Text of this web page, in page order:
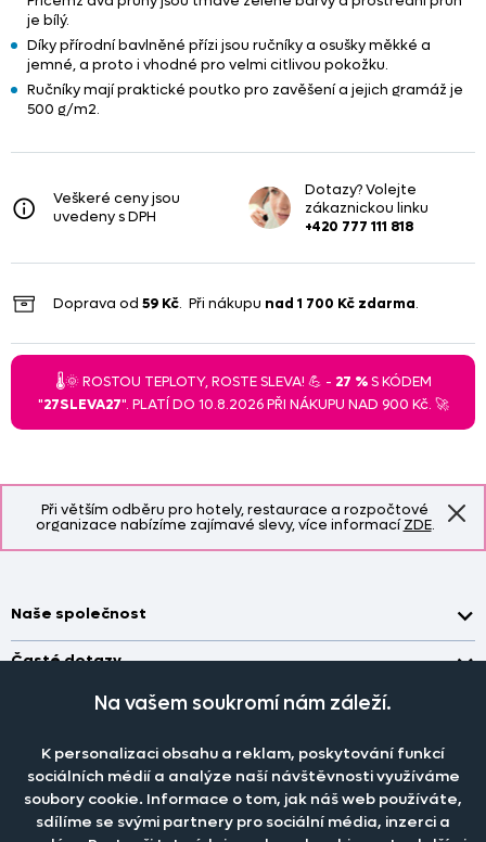
Při větším odběru pro hotely, restaurace a rozpočtové
organizace nabízíme zajímavé slevy, více informacíZDE.
je bílý.
Díky přírodní bavlněné přízi jsou ručníky a osušky měkké a
jemné, a proto i vhodné pro velmi citlivou pokožku.
Ručníky mají praktické poutko pro zavěšení a jejich gramáž je
500 g/m2.
Veškeré ceny jsou
uvedeny s DPH
Dotazy? Volejte
zákaznickou linku
+420 777 111 818
Doprava od 59 Kč. Při nákupu nad 1 700 Kč zdarma.
🌡️🌞 ROSTOU TEPLOTY, ROSTE SLEVA! 💪 - 27 %S KÓDEM
"27SLEVA27". PLATÍ DO 10.8.2026 PŘI NÁKUPU NAD 900 Kč. 🚀
Staňte se členem klubu Dante.cz
Naše společnost
Doprava a platba
Obchodní podmínky
Nastavení cookies
Katalog zdarma
Časté dotazy
Jak změřit okno pro nákup záclon?
Jak prát záclony a závěsy?
Jak prát povlečení a prostěradla?
PRODEJNÍ ODDĚLENÍ - TELEFONICKY
po-pá 7:30 - 16:00
Tel.:777 111 818
e-mail:dotazy@dante.cz
Na vašem soukromí nám záleží.
K personalizaci obsahu a reklam, poskytování funkcí
sociálních médií a analýze naší návštěvnosti využíváme
soubory cookie. Informace o tom, jak náš web používáte,
sdílíme se svými partnery pro sociální média, inzerci a